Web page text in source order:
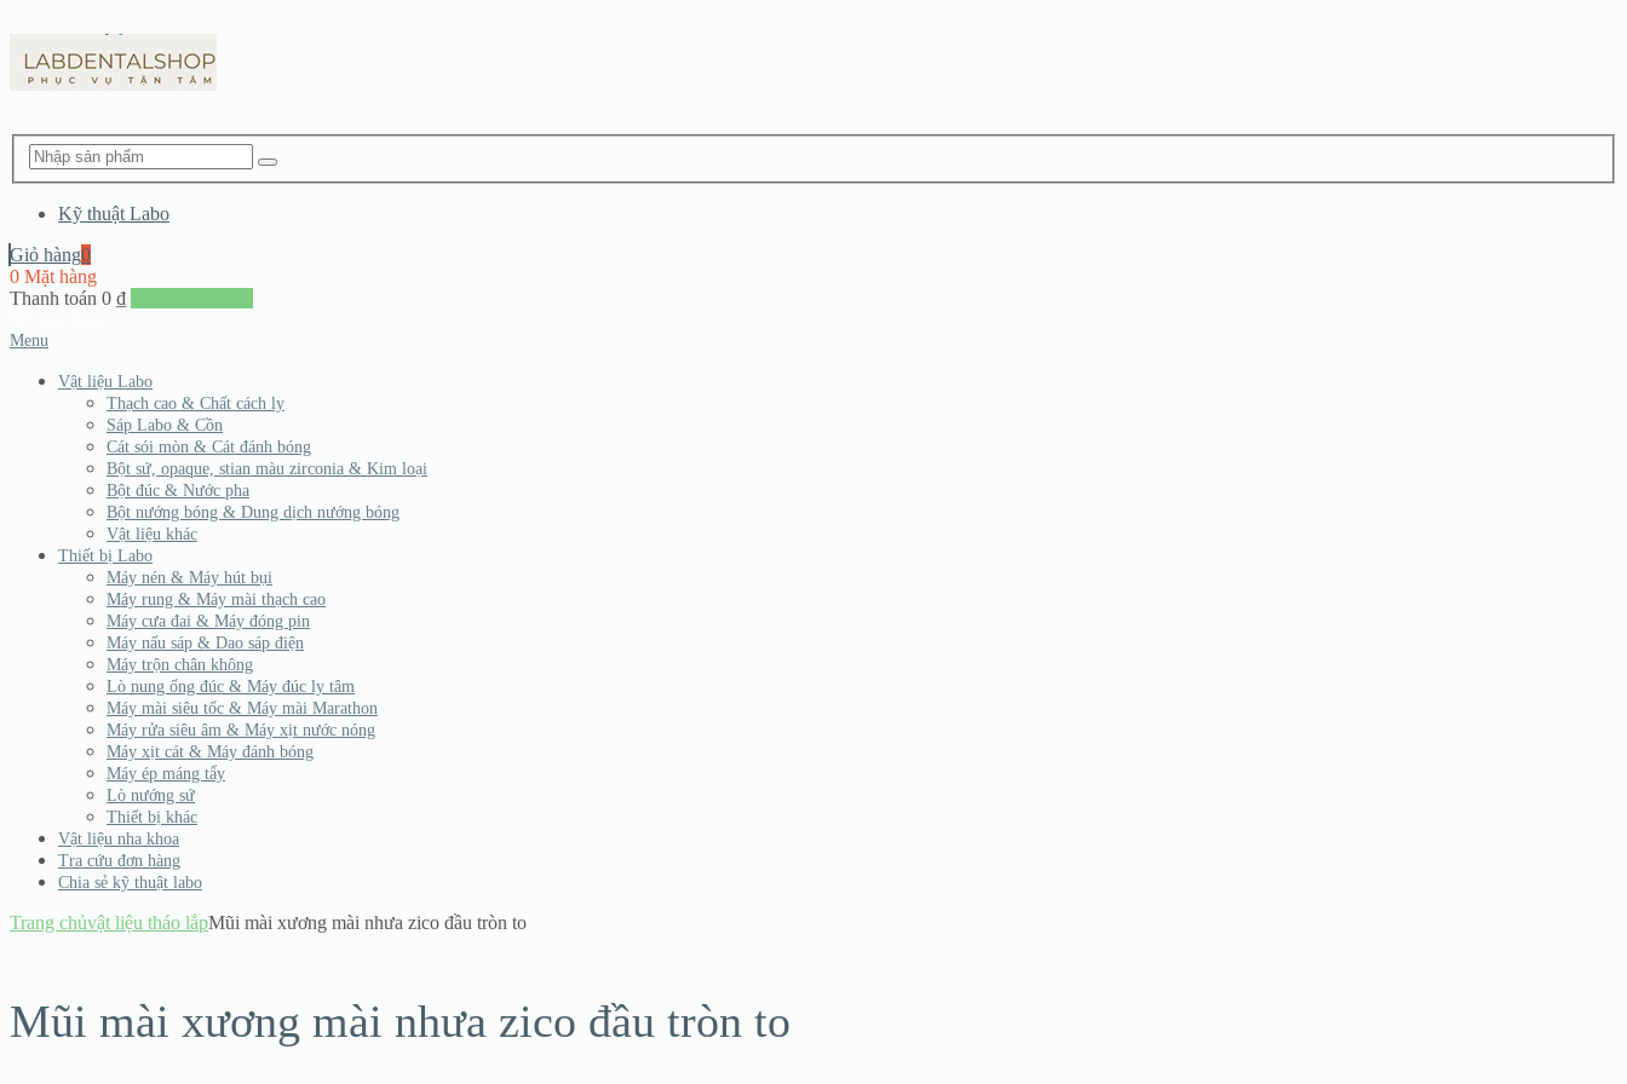
Kỹ thuật Labo
Giỏ hàng0
0 Mặt hàng
Thanh toán 0 ₫
Menu
Vật liệu Labo
Thạch cao & Chất cách ly
Sáp Labo & Cồn
Cát sói mòn & Cát đánh bóng
Bột sứ, opaque, stian màu zirconia & Kim loại
Bột đúc & Nước pha
Bột nướng bóng & Dung dịch nướng bóng
Vật liệu khác
Thiết bị Labo
Máy nén & Máy hút bụi
Máy rung & Máy mài thạch cao
Máy cưa đai & Máy đóng pin
Máy nấu sáp & Dao sáp điện
Máy trộn chân không
Lò nung ống đúc & Máy đúc ly tâm
Máy mài siêu tốc & Máy mài Marathon
Máy rửa siêu âm & Máy xịt nước nóng
Máy xịt cát & Máy đánh bóng
Máy ép máng tẩy
Lò nướng sứ
Thiết bị khác
Vật liệu nha khoa
Tra cứu đơn hàng
Chia sẻ kỹ thuật labo
Trang chủvật liệu tháo lắpMũi mài xương mài nhưa zico đầu tròn to
Mũi mài xương mài nhưa zico đầu tròn to